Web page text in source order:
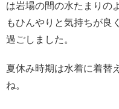
は岩場の間の水たまりの
もひんやりと気持ちが良
過ごしました。
夏休み時期は水着に着替
ね。